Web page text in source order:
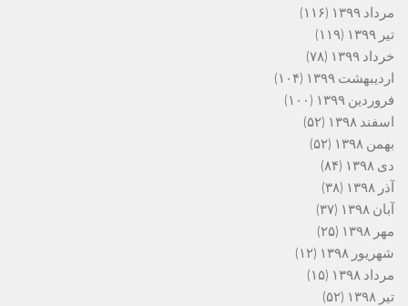
مرداد ۱۳۹۹
(۱۱۶)
تیر ۱۳۹۹
(۱۱۹)
خرداد ۱۳۹۹
(۷۸)
اردیبهشت ۱۳۹۹
(۱۰۴)
فروردین ۱۳۹۹
(۱۰۰)
اسفند ۱۳۹۸
(۵۲)
بهمن ۱۳۹۸
(۵۲)
دی ۱۳۹۸
(۸۴)
آذر ۱۳۹۸
(۳۸)
آبان ۱۳۹۸
(۳۷)
مهر ۱۳۹۸
(۲۵)
شهریور ۱۳۹۸
(۱۲)
مرداد ۱۳۹۸
(۱۵)
تیر ۱۳۹۸
(۵۲)